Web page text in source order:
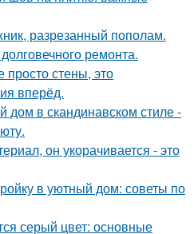
разрезанный пополам.
ремонта.
просто стены, это
вперёд.
дом в скандинавском стиле -
он укорачивается - это
в уютный дом: советы по
серый цвет: основные